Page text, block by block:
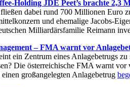
Holding JDE Peet’s brachte 2,3
dabei rund 700 Millionen Euro
und ehemalige Jacobs-
Milliardärsfamilie Reimann
– FMA warnt vor
ein Zentrum eines Anlagebetrugs
Die österreichische FMA warnt
großangelegten Anlagebetrug